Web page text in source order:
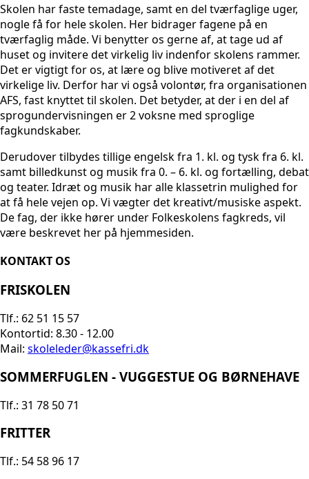
Skolen har faste temadage, samt en del tværfaglige uger,
nogle få for hele skolen. Her bidrager fagene på en
tværfaglig måde. Vi benytter os gerne af, at tage ud af
huset og invitere det virkelig liv indenfor skolens rammer.
Det er vigtigt for os, at lære og blive motiveret af det
virkelige liv. Derfor har vi også volontør, fra organisationen
AFS, fast knyttet til skolen. Det betyder, at der i en del af
sprogundervisningen er 2 voksne med sproglige
fagkundskaber.
Derudover tilbydes tillige engelsk fra 1. kl. og tysk fra 6. kl.
samt billedkunst og musik fra 0. – 6. kl. og fortælling, debat
og teater. Idræt og musik har alle klassetrin mulighed for
at få hele vejen op. Vi vægter det kreativt/musiske aspekt.
De fag, der ikke hører under Folkeskolens fagkreds, vil
være beskrevet her på hjemmesiden.
KONTAKT OS
FRISKOLEN
Tlf.: 62 51 15 57
Kontortid: 8.30 - 12.00
Mail: skoleleder@kassefri.dk
SOMMERFUGLEN - VUGGESTUE OG BØRNEHAVE
Tlf.: 31 78 50 71
FRITTER
Tlf.: 54 58 96 17